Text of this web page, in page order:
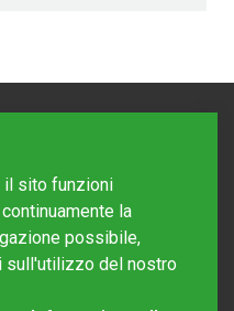
il sito funzioni
la
possibile,
sull'utilizzo del nostro